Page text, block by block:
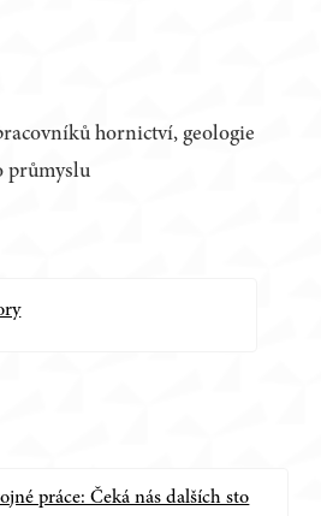
hornictví, geologie
průmyslu
práce: Čeká nás dalších sto